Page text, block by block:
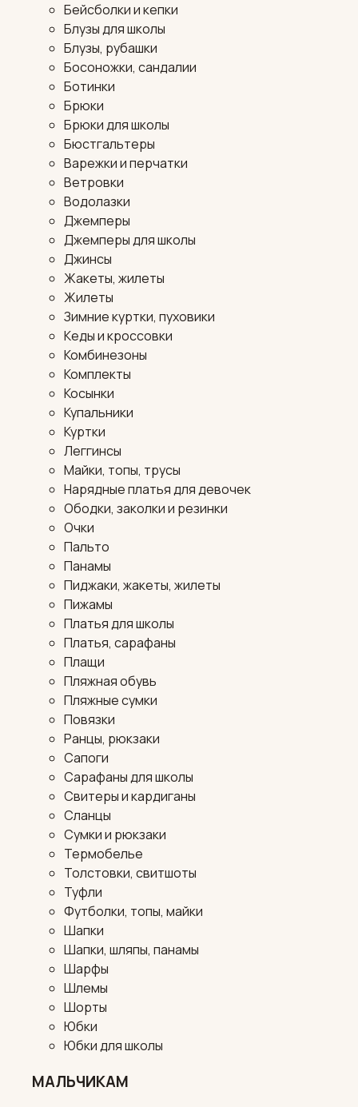
Бейсболки и кепки
Блузы для школы
Блузы, рубашки
Босоножки, сандалии
Ботинки
Брюки
Брюки для школы
Бюстгальтеры
Варежки и перчатки
Ветровки
Водолазки
Джемперы
Джемперы для школы
Джинсы
Жакеты, жилеты
Жилеты
Зимние куртки, пуховики
Кеды и кроссовки
Комбинезоны
Комплекты
Косынки
Купальники
Куртки
Леггинсы
Майки, топы, трусы
Нарядные платья для девочек
Ободки, заколки и резинки
Очки
Пальто
Панамы
Пиджаки, жакеты, жилеты
Пижамы
Платья для школы
Платья, сарафаны
Плащи
Пляжная обувь
Пляжные сумки
Повязки
Ранцы, рюкзаки
Сапоги
Сарафаны для школы
Свитеры и кардиганы
Сланцы
Сумки и рюкзаки
Термобелье
Толстовки, свитшоты
Туфли
Футболки, топы, майки
Шапки
Шапки, шляпы, панамы
Шарфы
Шлемы
Шорты
Юбки
Юбки для школы
МАЛЬЧИКАМ